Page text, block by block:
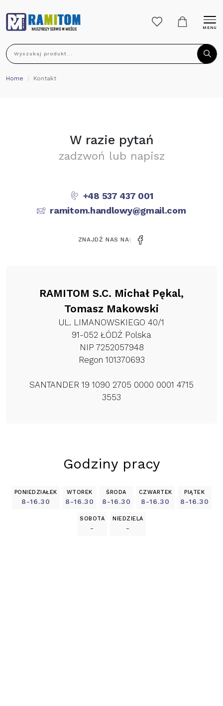
Wyszukaj produkt...
MENU
Home Kontakt
W razie pytań
zadzwoń lub napisz
+48 537 437 001
ramitom.handlowy@gmail.com
ZNAJDŹ NAS NA:
RAMITOM S.C. Michał Pękal,
Tomasz Makowski
UL. LIMANOWSKIEGO 40/1
91-052 ŁÓDŹ Polska
NIP 7252057948
Regon 101370693
SANTANDER 19 1090 2705 0000 0001 4715
3553
Godziny pracy
PONIEDZIAŁEK
8-16.30
WTOREK
8-16.30
ŚRODA
8-16.30
CZWARTEK
8-16.30
PIĄTEK
8-16.30
SOBOTA
-
NIEDZIELA
-